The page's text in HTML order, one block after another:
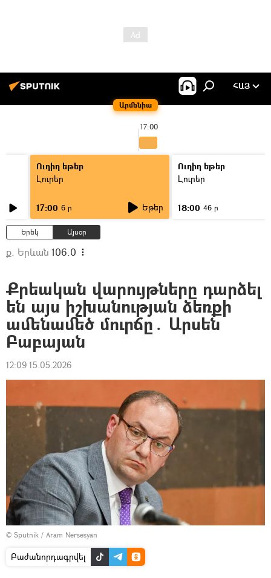
Արմենիա
ՀԱՅ
17:00
Ուղիղ եթեր
Լուրեր
17:00 6 ր Եթեր
Ուղիղ եթեր
Լուրեր
18:00 46 ր
Երեկ Այսօր
ք. Երևան 106.0
Քրեական վարույթները դարձել
են այս իշխանության ձեռքի
ամենամեծ մուրճը․ Արսեն
Բաբայան
12:09 15.05.2026
© Sputnik / Aram Nersesyan
Բաժանորդագրվել